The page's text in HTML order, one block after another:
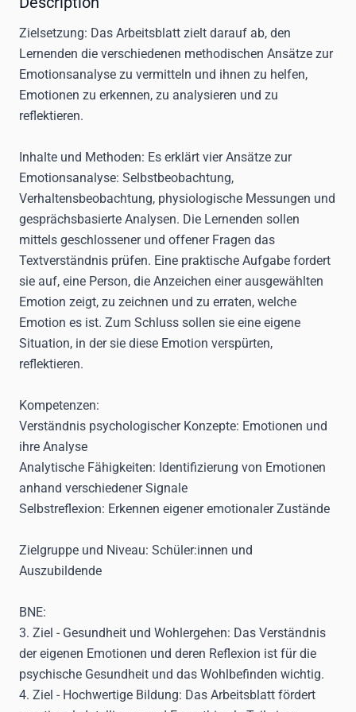
Zielsetzung: Das Arbeitsblatt zielt darauf ab, den
Lernenden die verschiedenen methodischen Ansätze zur
Emotionsanalyse zu vermitteln und ihnen zu helfen,
Emotionen zu erkennen, zu analysieren und zu
reflektieren.
Inhalte und Methoden: Es erklärt vier Ansätze zur
Emotionsanalyse: Selbstbeobachtung,
Verhaltensbeobachtung, physiologische Messungen und
gesprächsbasierte Analysen. Die Lernenden sollen
mittels geschlossener und offener Fragen das
Textverständnis prüfen. Eine praktische Aufgabe fordert
sie auf, eine Person, die Anzeichen einer ausgewählten
Emotion zeigt, zu zeichnen und zu erraten, welche
Emotion es ist. Zum Schluss sollen sie eine eigene
Situation, in der sie diese Emotion verspürten,
reflektieren.
Kompetenzen:
Verständnis psychologischer Konzepte: Emotionen und
ihre Analyse
Analytische Fähigkeiten: Identifizierung von Emotionen
anhand verschiedener Signale
Selbstreflexion: Erkennen eigener emotionaler Zustände
Zielgruppe und Niveau: Schüler:innen und
Auszubildende
BNE:
3. Ziel - Gesundheit und Wohlergehen: Das Verständnis
der eigenen Emotionen und deren Reflexion ist für die
psychische Gesundheit und das Wohlbefinden wichtig.
4. Ziel - Hochwertige Bildung: Das Arbeitsblatt fördert